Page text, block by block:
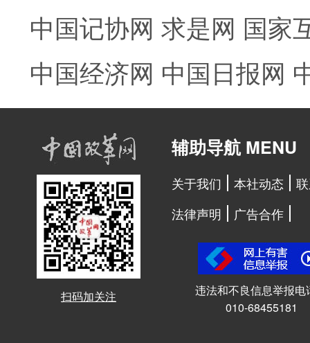
中国记协网 求是网 国家
中国经济网 中国日报网
扫码加关注
辅助导航 MENU
关于我们 本社动态
法律声明
广告合作
违法和不良信息举报电
010-68455181